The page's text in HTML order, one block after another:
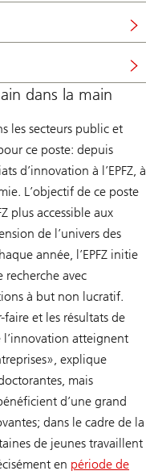
dans la main
les secteurs public et
ce poste: depuis
d’innovation à l’EPFZ, à
L’objectif de ce poste
plus accessible aux
de l’univers des
année, l’EPFZ initie
recherche avec
à but non lucratif.
et les résultats de
l’innovation atteignent
explique
mais
d’une grand
dans le cadre de la
de jeunes travaillent
en période de